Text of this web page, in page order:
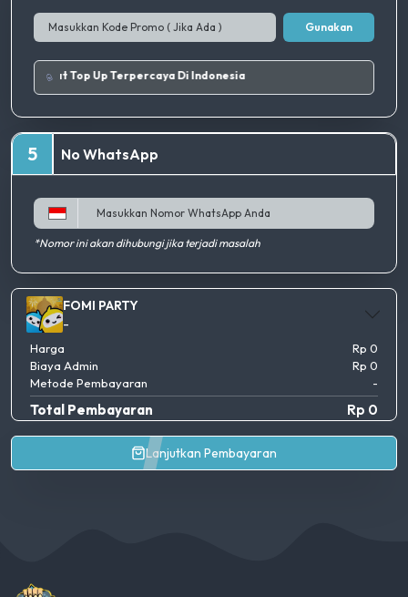
Gunakan
Tempat Top Up Terpercaya Di Indonesia
5 No WhatsApp
*Nomor ini akan dihubungi jika terjadi masalah
FOMI PARTY
-
Harga
Rp 0
Biaya Admin
Rp 0
Metode Pembayaran
-
Total Pembayaran Rp 0
Lanjutkan Pembayaran
AgenGim